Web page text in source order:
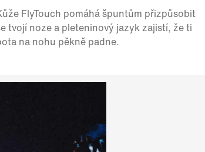
FlyTouch pomáhá špuntům přizpůsobit
tvojí noze a pleteninový jazyk zajistí, že ti
na nohu pěkně padne.